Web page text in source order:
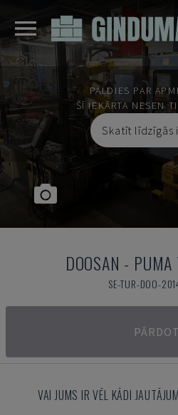
PALDIES PAR
ŠĪ IEKĀRTA NESEN
Skatīt līdzīgās
DOOSAN -
SE-TUR-DOO-
VAI JUMS IR VĒL KĀDI